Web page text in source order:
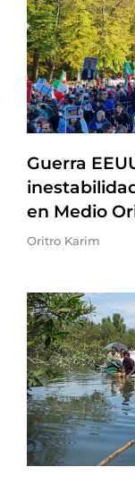
Guerra
en Medio
Oritro Karim